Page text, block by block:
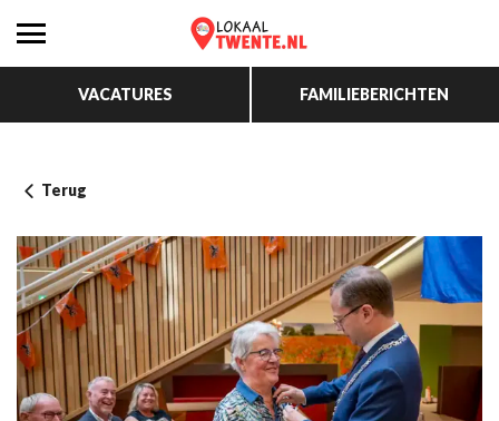
VACATURES FAMILIEBERICHTEN
Terug